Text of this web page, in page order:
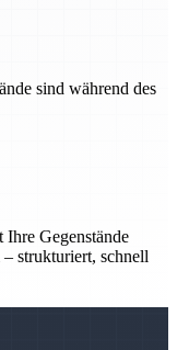
sind während des
Gegenstände
strukturiert, schnell